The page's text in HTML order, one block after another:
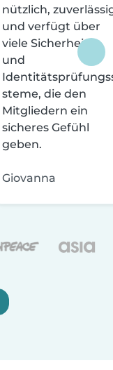
nützlich,
und verfügt über
viele Sicherheits-
und
steme, die den
Mitgliedern ein
sicheres Gefühl
geben.
Giovanna